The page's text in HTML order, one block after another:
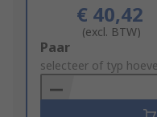
€ 40,42
(excl. BTW)
Add
to
Basket
Paar
selecteer of typ